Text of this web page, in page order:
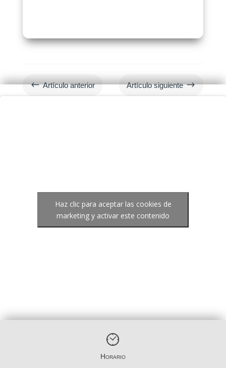
# Artículo anterior Artículo siguiente $
Haz clic para aceptar las cookies de
marketing y activar este contenido
Horario